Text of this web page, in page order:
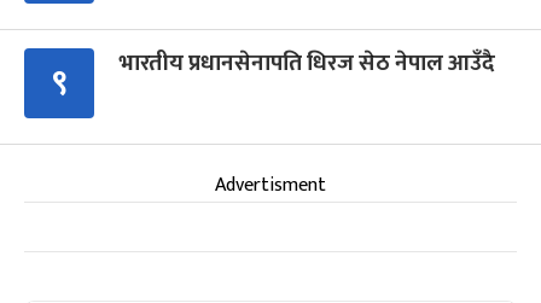
९ भारतीय प्रधानसेनापति धिरज सेठ नेपाल आउँदै
Advertisment